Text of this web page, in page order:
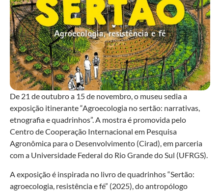
De 21 de outubro a 15 de novembro, o museu sedia a
exposição itinerante “Agroecologia no sertão: narrativas,
etnografia e quadrinhos”. A mostra é promovida pelo
Centro de Cooperação Internacional em Pesquisa
Agronômica para o Desenvolvimento (Cirad), em parceria
com a Universidade Federal do Rio Grande do Sul (UFRGS).
A exposição é inspirada no livro de quadrinhos “Sertão:
agroecologia, resistência e fé” (2025), do antropólogo